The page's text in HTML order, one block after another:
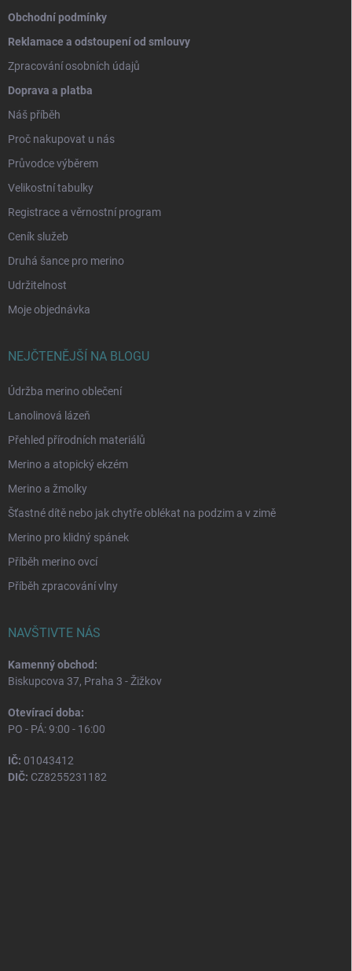
Obchodní podmínky
Reklamace a odstoupení od smlouvy
Zpracování osobních údajů
Doprava a platba
Náš příběh
Proč nakupovat u nás
Průvodce výběrem
Velikostní tabulky
Registrace a věrnostní program
Ceník služeb
Druhá šance pro merino
Udržitelnost
Moje objednávka
NEJČTENĚJŠÍ NA BLOGU
Údržba merino oblečení
Lanolinová lázeň
Přehled přírodních materiálů
Merino a atopický ekzém
Merino a žmolky
Šťastné dítě nebo jak chytře oblékat na podzim a v zimě
Merino pro klidný spánek
Příběh merino ovcí
Příběh zpracování vlny
NAVŠTIVTE NÁS
Kamenný obchod:
Biskupcova 37, Praha 3 - Žižkov
Otevírací doba:
PO - PÁ: 9:00 - 16:00
IČ: 01043412
DIČ: CZ8255231182